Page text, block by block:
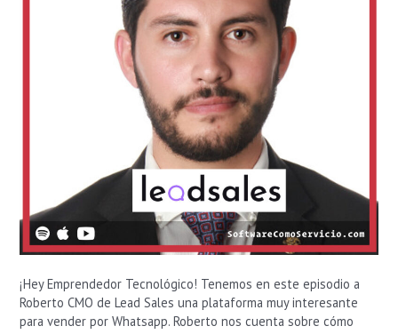
¡Hey Emprendedor Tecnológico! Tenemos en este episodio a
Roberto CMO de Lead Sales una plataforma muy interesante
para vender por Whatsapp. Roberto nos cuenta sobre cómo